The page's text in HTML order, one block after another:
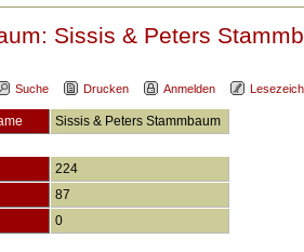
Sissis & Peters
Suche Drucken Anmelden
Sissis & Peters Stammbaum
224
87
0